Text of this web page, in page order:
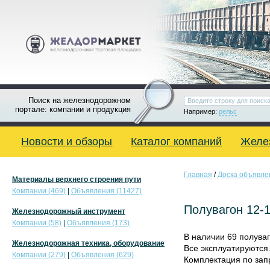
Поиск на железнодорожном
портале: компании и продукция
Например: рельс
Новости и обзоры Каталог компаний
Главная /Доска
Полувагон 12-
В наличии 69
Все эксплуатируются.
Комплектация по
Материалы верхнего строения пути
Компании (469)
Объявления (11427)
Железнодорожный инструмент
Компании (58)
Объявления (173)
Железнодорожная техника, оборудование
Компании (279)
Объявления (629)